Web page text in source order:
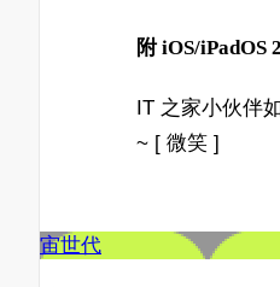
附 iOS/iPadOS
IT 之家小伙伴
~ [ 微笑 ]
宙世代